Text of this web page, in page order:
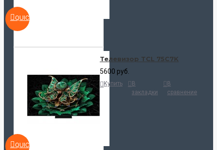
QUICKVIEW
QUICKVIEW
Телевизор TCL 75C7K
5600 руб.
Купить
В
закладки
В
сравнение